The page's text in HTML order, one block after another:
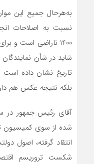
به‌هرحال جمیع این
نسبت به اصلاحات
1400 ناراضی است و
شاید در شأن
تاریخ نشان داده است
بلکه نتیجه عکس هم
آقای رئیس جمهور در
انتقاد گرفته، اصول
شکست تروریسم